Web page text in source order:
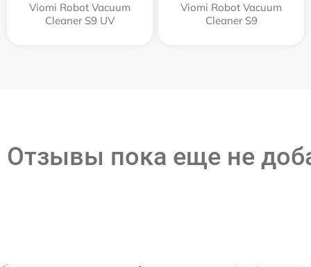
Viomi Robot Vacuum
Cleaner S9 UV
Viomi Robot Vacuum
Cleaner S9
Отзывы пока еще не